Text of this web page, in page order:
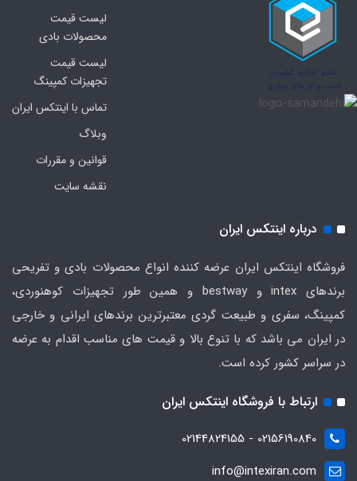
لیست قیمت
محصولات بادی
لیست قیمت
تجهیزات کمپینگ
تماس با اینتکس ایران
وبلاگ
قوانین و مقررات
نقشه سایت
درباره اینتکس ایران
فروشگاه اینتکس ایران عرضه کننده انواع محصولات بادی و تفریحی
برندهای intex و bestway و همین طور تجهیزات کوهنوردی،
کمپینگ، سفری و طبیعت گردی معتبرترین برندهای ایرانی و خارجی
در ایران می باشد که با تنوع بالا و قیمت های مناسب اقدام به عرضه
در سراسر کشور کرده است.
ارتباط با فروشگاه اینتکس ایران
02156190840 - 02144824155
info@intexiran.com